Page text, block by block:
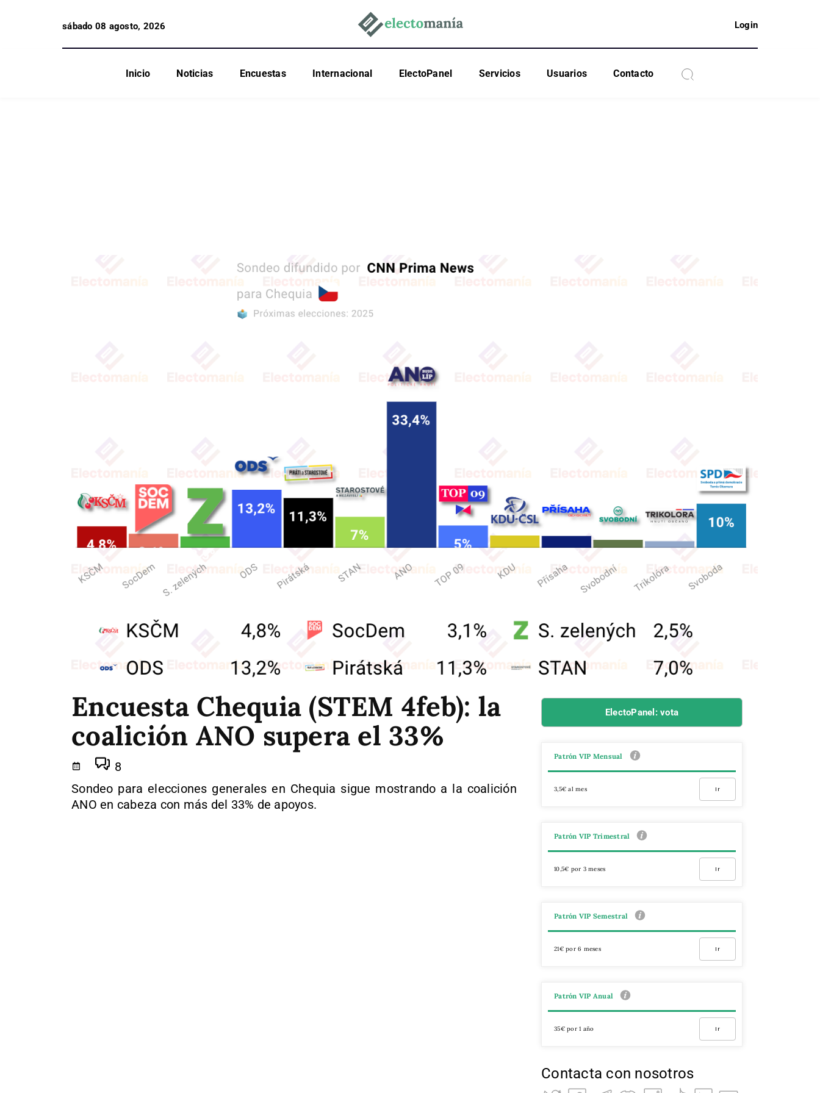
sábado 08 agosto, 2026 Login
Inicio Noticias Encuestas Internacional ElectoPanel Servicios Usuarios Contacto
Encuesta Chequia (STEM 4feb): la
coalición ANO supera el 33%
8
Sondeo para elecciones generales en Chequia sigue mostrando a la coalición
ANO en cabeza con más del 33% de apoyos.
ElectoPanel: vota
Patrón VIP Mensual
3,5€ al mes Ir
Patrón VIP Trimestral
10,5€ por 3 meses Ir
Patrón VIP Semestral
21€ por 6 meses Ir
Patrón VIP Anual
35€ por 1 año Ir
Contacta con nosotros